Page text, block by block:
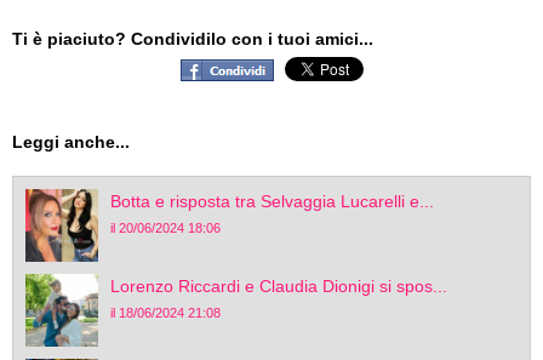
Ti è piaciuto? Condividilo con i tuoi amici...
Leggi anche...
Botta e risposta tra Selvaggia Lucarelli e...
il 20/06/2024 18:06
Lorenzo Riccardi e Claudia Dionigi si spos...
il 18/06/2024 21:08